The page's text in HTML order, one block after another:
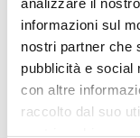
informazioni sul
nostri partner che
pubblicità e social
con altre
raccolto dal suo
Showing the single